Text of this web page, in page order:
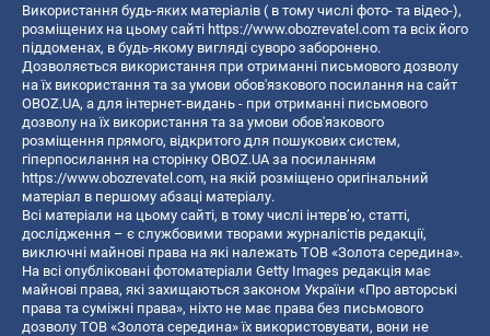
Використання будь-яких матеріалів ( в тому числі фото- та відео-),
розміщених на цьому сайті https://www.obozrevatel.com та всіх його
піддоменах, в будь-якому вигляді суворо заборонено.
Дозволяється використання при отриманні письмового дозволу
на їх використання та за умови обов'язкового посилання на сайт
OBOZ.UA, а для інтернет-видань - при отриманні письмового
дозволу на їх використання та за умови обов'язкового
розміщення прямого, відкритого для пошукових систем,
гіперпосилання на сторінку OBOZ.UA за посиланням
https://www.obozrevatel.com, на якій розміщено оригінальний
матеріал в першому абзаці матеріалу.
Всі матеріали на цьому сайті, в тому числі інтерв’ю, статті,
дослідження – є службовими творами журналістів редакції,
виключні майнові права на які належать ТОВ «Золота середина».
На всі опубліковані фотоматеріали Getty Images редакція має
майнові права, які захищаються законом України «Про авторські
права та суміжні права», ніхто не має права без письмового
дозволу ТОВ «Золота середина» їх використовувати, вони не